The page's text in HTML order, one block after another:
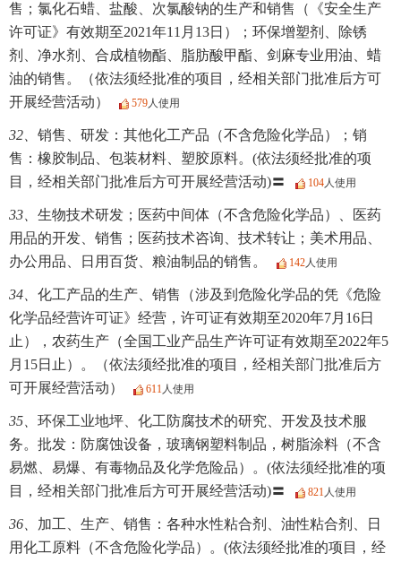
售；氯化石蜡、盐酸、次氯酸钠的生产和销售（《安全生产
许可证》有效期至2021年11月13日）；环保增塑剂、除锈
剂、净水剂、合成植物酯、脂肪酸甲酯、剑麻专业用油、蜡
油的销售。（依法须经批准的项目，经相关部门批准后方可
开展经营活动）
579人使用
32、 销售、研发：其他化工产品（不含危险化学品）；销
售：橡胶制品、包装材料、塑胶原料。(依法须经批准的项
目，经相关部门批准后方可开展经营活动)〓
104人使用
33、 生物技术研发；医药中间体（不含危险化学品）、医药
用品的开发、销售；医药技术咨询、技术转让；美术用品、
办公用品、日用百货、粮油制品的销售。
142人使用
34、 化工产品的生产、销售（涉及到危险化学品的凭《危险
化学品经营许可证》经营，许可证有效期至2020年7月16日
止），农药生产（全国工业产品生产许可证有效期至2022年5
月15日止）。（依法须经批准的项目，经相关部门批准后方
可开展经营活动）
611人使用
35、 环保工业地坪、化工防腐技术的研究、开发及技术服
务。批发：防腐蚀设备，玻璃钢塑料制品，树脂涂料（不含
易燃、易爆、有毒物品及化学危险品）。(依法须经批准的项
目，经相关部门批准后方可开展经营活动)〓
821人使用
36、 加工、生产、销售：各种水性粘合剂、油性粘合剂、日
用化工原料（不含危险化学品）。(依法须经批准的项目，经